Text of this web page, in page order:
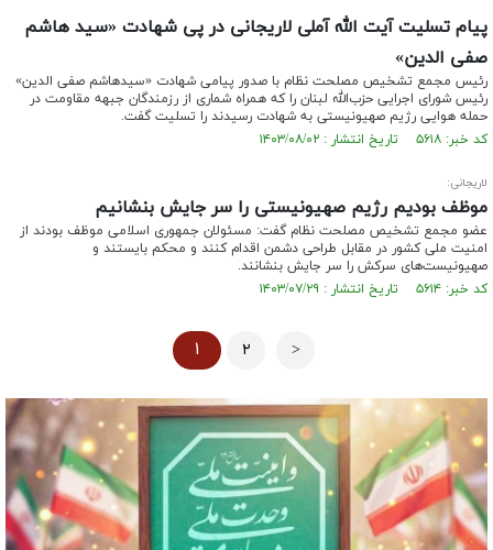
پیام تسلیت آیت الله آملی لاریجانی در پی شهادت «سید هاشم
صفی الدین»
رئیس مجمع تشخیص مصلحت نظام با صدور پیامی شهادت «سیدهاشم صفی الدین»
رئیس شورای اجرایی حزب‌الله لبنان را که همراه شماری از رزمندگان جبهه مقاومت در
حمله هوایی رژیم صهیونیستی به شهادت رسیدند را تسلیت گفت.
کد خبر: ۵۶۱۸ تاریخ انتشار : ۱۴۰۳/۰۸/۰۲
لاریجانی:
موظف بودیم رژیم صهیونیستی را سر جایش بنشانیم
عضو مجمع تشخیص مصلحت نظام گفت: مسئولان جمهوری اسلامی موظف بودند از
امنیت ملی کشور در مقابل طراحی دشمن اقدام کنند و محکم بایستند و
صهیونیست‌های سرکش را سر جایش بنشانند.
کد خبر: ۵۶۱۴ تاریخ انتشار : ۱۴۰۳/۰۷/۲۹
۱ ۲ >